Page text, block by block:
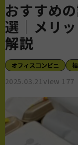
おすすめ
選｜メリ
解説
オフィスコンビニ
2025.03.21view 177